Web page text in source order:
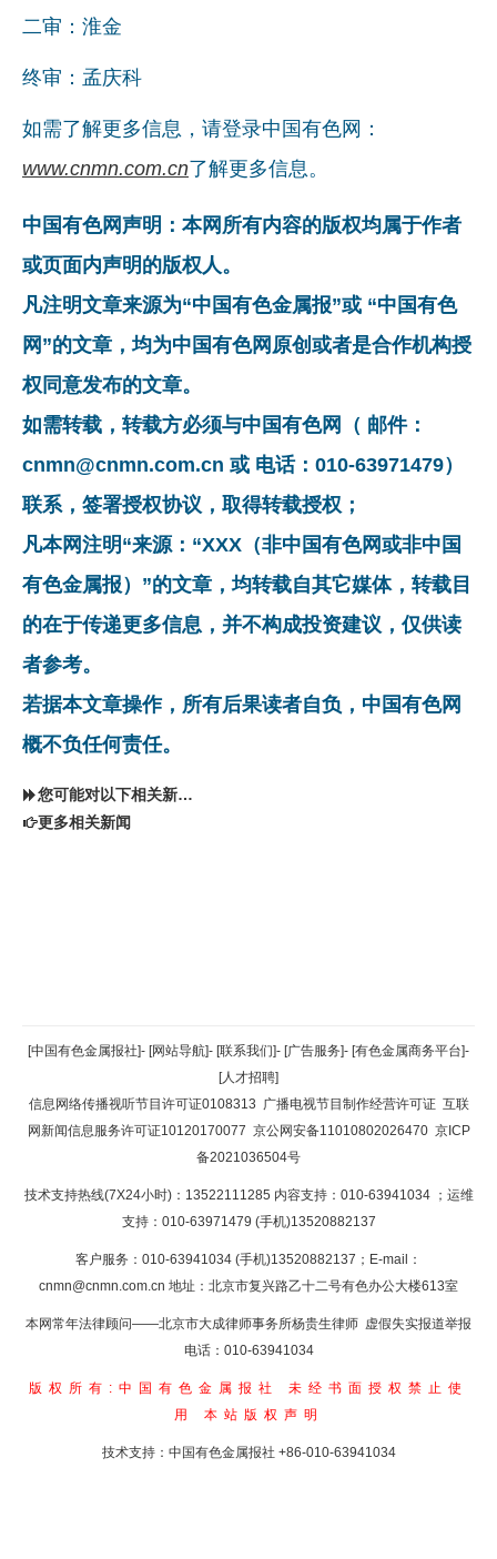
二审：淮金
终审：孟庆科
如需了解更多信息，请登录中国有色网：
www.cnmn.com.cn了解更多信息。
中国有色网声明：本网所有内容的版权均属于作者
或页面内声明的版权人。
凡注明文章来源为“中国有色金属报”或 “中国有色
网”的文章，均为中国有色网原创或者是合作机构授
权同意发布的文章。
如需转载，转载方必须与中国有色网（ 邮件：
cnmn@cnmn.com.cn 或 电话：010-63971479）
联系，签署授权协议，取得转载授权；
凡本网注明“来源：“XXX（非中国有色网或非中国
有色金属报）”的文章，均转载自其它媒体，转载目
的在于传递更多信息，并不构成投资建议，仅供读
者参考。
若据本文章操作，所有后果读者自负，中国有色网
概不负任何责任。
您可能对以下相关新闻同样感兴趣
更多相关新闻
返回顶部
返回首页
[中国有色金属报社]- [网站导航]- [联系我们]- [广告服务]- [有色金属商务平台]-
[人才招聘]
信息网络传播视听节目许可证0108313 广播电视节目制作经营许可证 互联
网新闻信息服务许可证10120170077 京公网安备11010802026470 京ICP
备2021036504号
技术支持热线(7X24小时)：13522111285 内容支持：010-63941034 ；运维
支持：010-63971479 (手机)13520882137
客户服务：010-63941034 (手机)13520882137；E-mail：
cnmn@cnmn.com.cn 地址：北京市复兴路乙十二号有色办公大楼613室
本网常年法律顾问——北京市大成律师事务所杨贵生律师 虚假失实报道举报
电话：010-63941034
版权所有:中国有色金属报社
未经书面授权禁止使
用 本站版权声明
技术支持：中国有色金属报社 +86-010-63941034